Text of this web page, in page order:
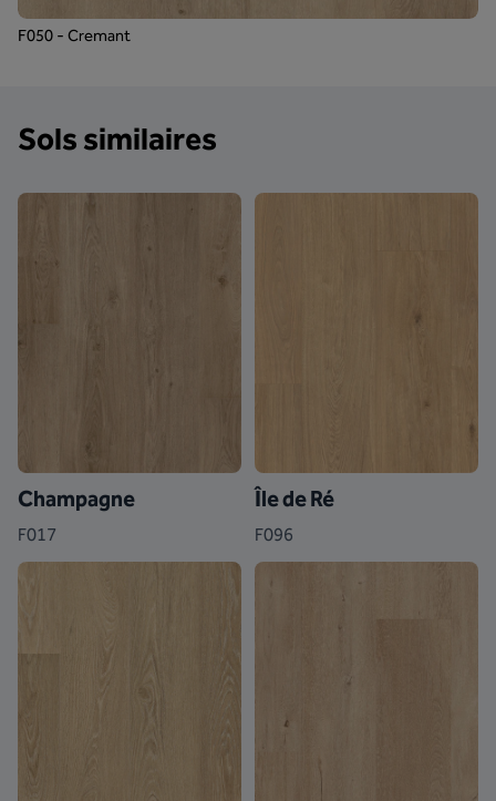
F050 - Cremant
Sols similaires
Champagne
F017
Île de Ré
F096